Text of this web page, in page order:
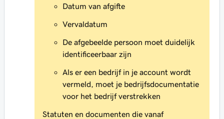
Datum van afgifte
Vervaldatum
De afgebeelde persoon moet duidelijk
identificeerbaar zijn
Als er een bedrijf in je account wordt
vermeld, moet je bedrijfsdocumentatie
voor het bedrijf verstrekken
Statuten en documenten die vanaf